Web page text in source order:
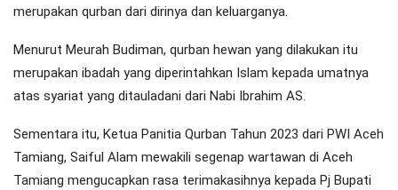
merupakan qurban dari dirinya dan keluarganya.
Menurut Meurah Budiman, qurban hewan yang dilakukan itu
merupakan ibadah yang diperintahkan Islam kepada umatnya
atas syariat yang ditauladani dari Nabi Ibrahim AS.
Sementara itu, Ketua Panitia Qurban Tahun 2023 dari PWI Aceh
Tamiang, Saiful Alam mewakili segenap wartawan di Aceh
Tamiang mengucapkan rasa terimakasihnya kepada Pj Bupati